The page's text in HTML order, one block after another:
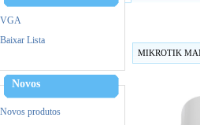
VGA
Baixar Lista
Novos
Novos produtos
MIKROTIK